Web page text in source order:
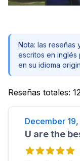
Nota: las reseñas
escritos en inglés
en su idioma
Reseñas totales:
December
U are the